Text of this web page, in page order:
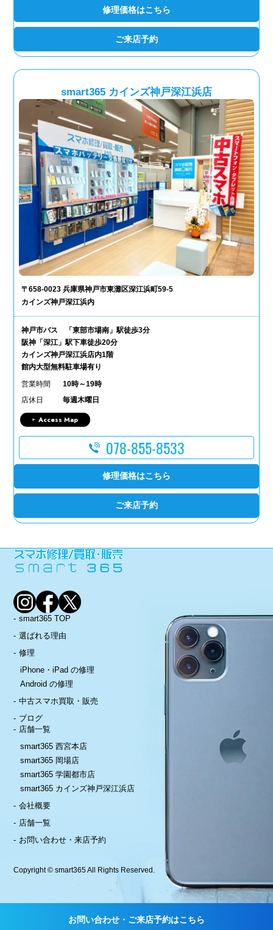
修理価格はこちら
ご来店予約
smart365 カインズ神戸深江浜店
〒658-0023 兵庫県神戸市東灘区深江浜町59-5
カインズ神戸深江浜内
神戸市バス 「東部市場南」駅徒歩3分
阪神「深江」駅下車徒歩20分
カインズ神戸深江浜店内1階
館内大型無料駐車場有り
営業時間
10時～19時
店休日
毎週木曜日
Access Map
078-855-8533
修理価格はこちら
ご来店予約
smart365 TOP
選ばれる理由
修理
iPhone・iPad の修理
Android の修理
中古スマホ買取・販売
ブログ
店舗一覧
smart365 西宮本店
smart365 岡場店
smart365 学園都市店
smart365 カインズ神戸深江浜店
会社概要
店舗一覧
お問い合わせ・来店予約
Copyright © smart365 All Rights Reserved.
お問い合わせ・ご来店予約はこちら